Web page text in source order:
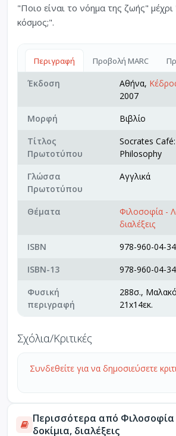
"Ποιο είναι το νόημα της ζωής" μέχρι
κόσμος;".
Περιγραφή Προβολή MARC
Έκδοση Αθήνα,
2007
Μορφή
Βιβλίο
Τίτλος
Πρωτοτύπου
Socrates
Philosophy
Γλώσσα
Πρωτοτύπου
Αγγλικά
Θέματα
Φιλοσοφία -
διαλέξεις
ISBN
978-960-04-
ISBN-13
978-960-04-
Φυσική
περιγραφή
288σ.,
21x14εκ.
Σχόλια/Κριτικές
Συνδεθείτε για να δημοσιεύσετε
Περισσότερα από Φιλοσοφία
δοκίμια, διαλέξεις